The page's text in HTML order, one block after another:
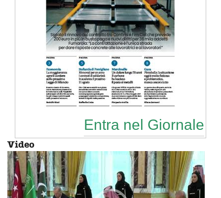
Entra nel Giornale
Video